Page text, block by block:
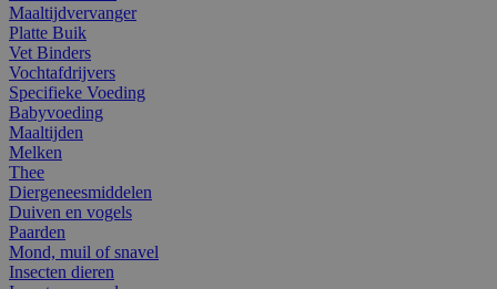
Maaltijdvervanger
Platte Buik
Vet Binders
Vochtafdrijvers
Specifieke Voeding
Babyvoeding
Maaltijden
Melken
Thee
Diergeneesmiddelen
Duiven en vogels
Paarden
Mond, muil of snavel
Insecten dieren